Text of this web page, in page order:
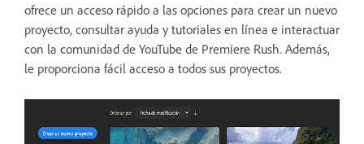
ofrece un acceso rápido a las opciones para crear un nuevo
proyecto, consultar ayuda y tutoriales en línea e interactuar
con la comunidad de YouTube de Premiere Rush. Además,
le proporciona fácil acceso a todos sus proyectos.